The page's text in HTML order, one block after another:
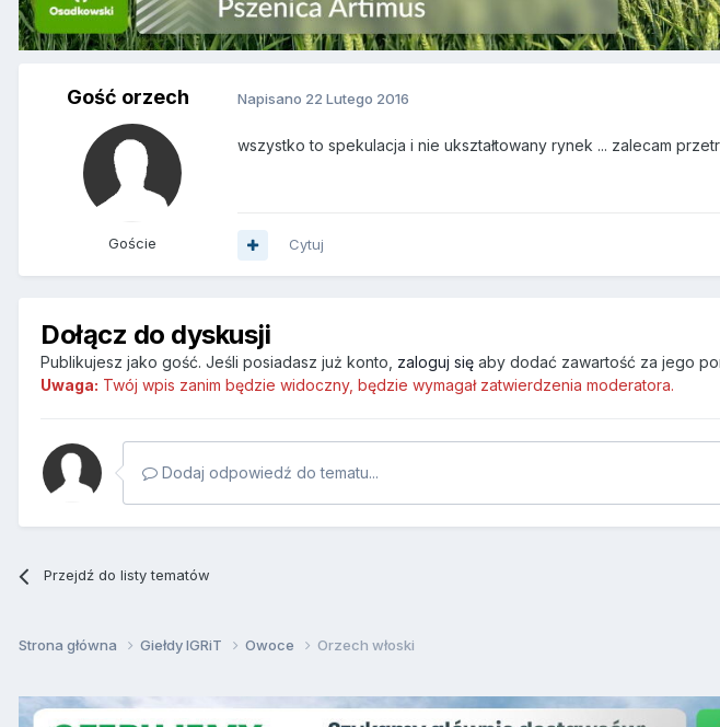
Gość orzech
Goście
Napisano 22 Lutego 2016
wszystko to spekulacja i nie ukształtowany rynek ... zalecam
Cytuj
Dołącz do dyskusji
Publikujesz jako gość. Jeśli posiadasz już konto, zaloguj się aby dodać zawartość za jego
Uwaga: Twój wpis zanim będzie widoczny, będzie wymagał zatwierdzenia moderatora.
Dodaj odpowiedź do tematu...
Przejdź do listy tematów
Strona główna Giełdy IGRiT Owoce Orzech włoski